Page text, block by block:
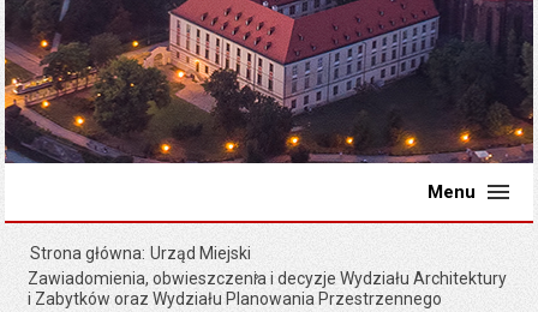
Menu
Strona główna Urząd Miejski
Zawiadomienia, obwieszczenia i decyzje Wydziału Architektury
i Zabytków oraz Wydziału Planowania Przestrzennego